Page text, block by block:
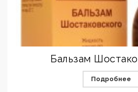
Бальзам
Подробнее